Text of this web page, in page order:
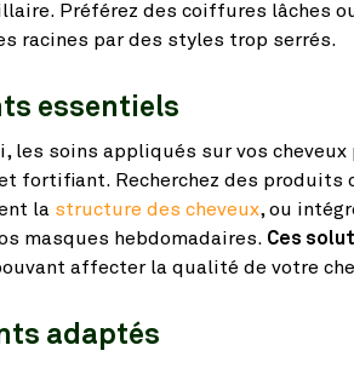
Préférez des coiffures lâches
racines par des styles trop serrés.
essentiels
les soins appliqués sur vos
fortifiant. Recherchez des produits
la structure des cheveux, ou
masques hebdomadaires. Ces
affecter la qualité de votre
adaptés